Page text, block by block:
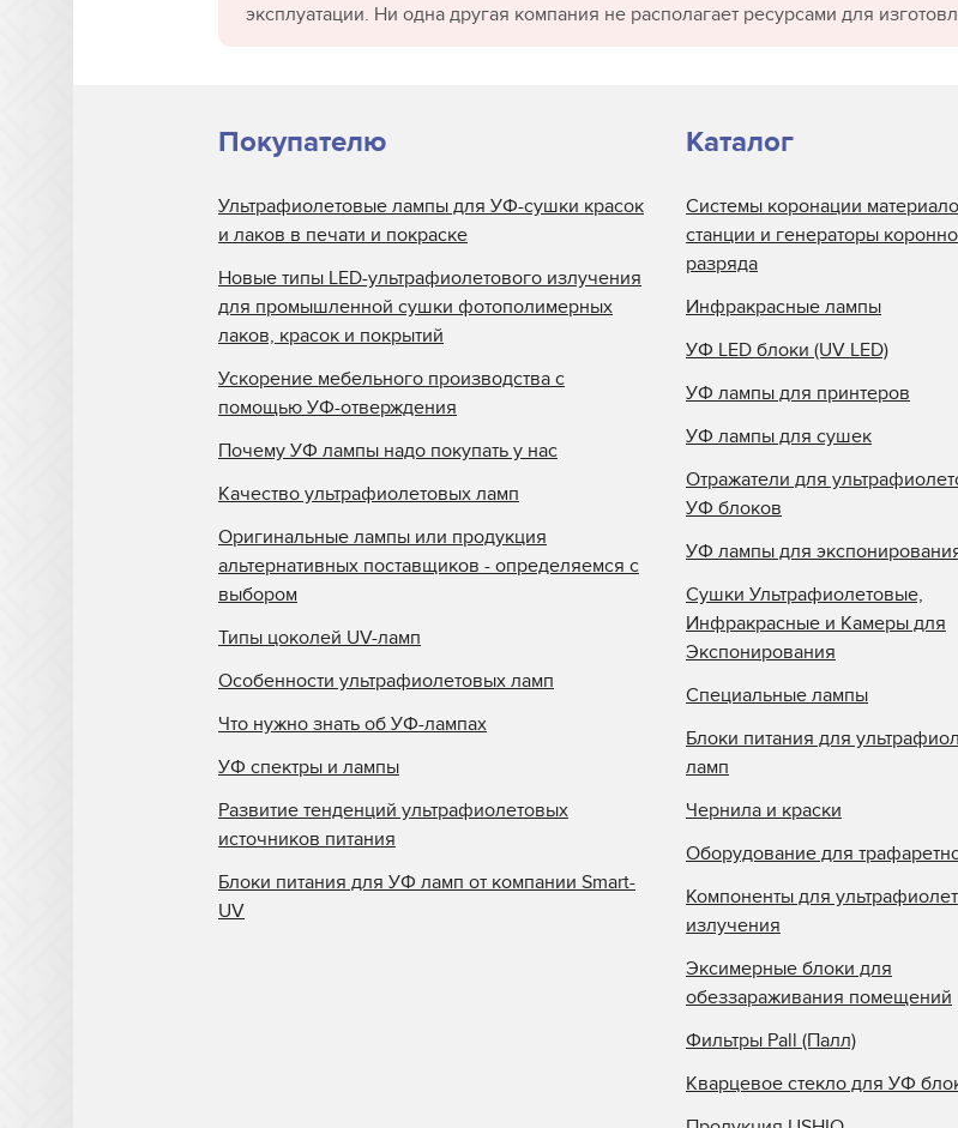
эксплуатации. Ни одна другая компания не располагает ресурсами для
Покупателю
Ультрафиолетовые лампы для УФ-сушки красок
и лаков в печати и покраске
Новые типы LED-ультрафиолетового излучения
для промышленной сушки фотополимерных
лаков, красок и покрытий
Ускорение мебельного производства с
помощью УФ-отверждения
Почему УФ лампы надо покупать у нас
Качество ультрафиолетовых ламп
Оригинальные лампы или продукция
альтернативных поставщиков - определяемся с
выбором
Типы цоколей UV-ламп
Особенности ультрафиолетовых ламп
Что нужно знать об УФ-лампах
УФ спектры и лампы
Развитие тенденций ультрафиолетовых
источников питания
Блоки питания для УФ ламп от компании Smart-
UV
Каталог
Системы коронации
станции и генераторы
разряда
Инфракрасные лампы
УФ LED блоки (UV LED)
УФ лампы для принтеров
УФ лампы для сушек
Отражатели для
УФ блоков
УФ лампы для
Сушки Ультрафиолетовые,
Инфракрасные и Камеры для
Экспонирования
Специальные лампы
Блоки питания для
ламп
Чернила и краски
Оборудование для
Компоненты для
излучения
Эксимерные блоки для
обеззараживания помещений
Фильтры Pall (Палл)
Кварцевое стекло для УФ